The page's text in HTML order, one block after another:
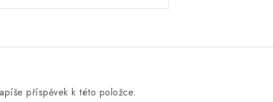
příspěvek k této položce.